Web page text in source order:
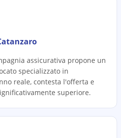
assicurativa propone un
specializzato in
reale, contesta l'offerta e
superiore.